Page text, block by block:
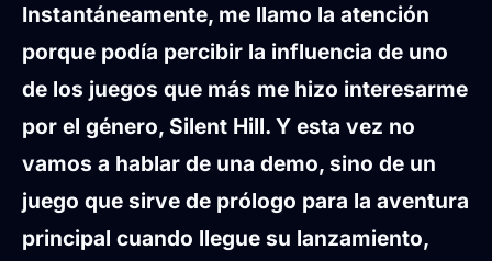
Instantáneamente, me llamo la atención
porque podía percibir la influencia de uno
de los juegos que más me hizo interesarme
por el género, Silent Hill. Y esta vez no
vamos a hablar de una demo, sino de un
juego que sirve de prólogo para la aventura
principal cuando llegue su lanzamiento,